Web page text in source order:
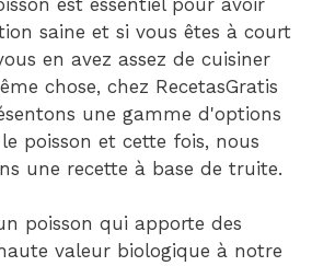
saine et si vous êtes à court
en avez assez de cuisiner
chose, chez RecetasGratis
une gamme d'options
poisson et cette fois, nous
une recette à base de truite.
poisson qui apporte des
valeur biologique à notre